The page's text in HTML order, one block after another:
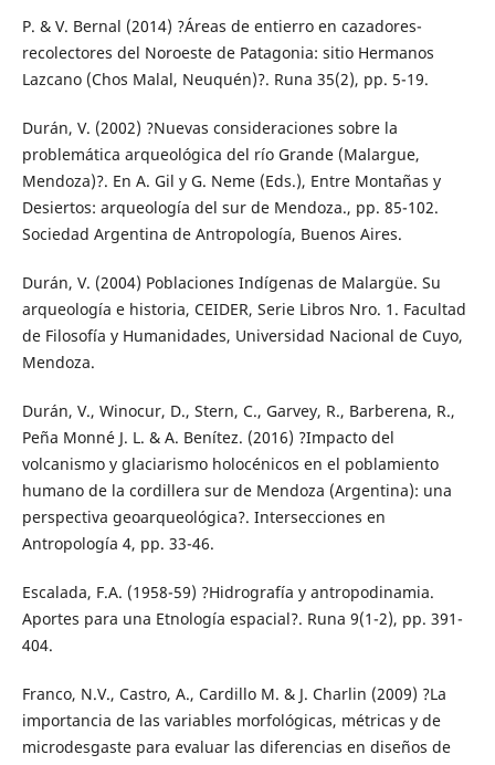
P. & V. Bernal (2014) ?Áreas de entierro en cazadores-
recolectores del Noroeste de Patagonia: sitio Hermanos
Lazcano (Chos Malal, Neuquén)?. Runa 35(2), pp. 5-19.
Durán, V. (2002) ?Nuevas consideraciones sobre la
problemática arqueológica del río Grande (Malargue,
Mendoza)?. En A. Gil y G. Neme (Eds.), Entre Montañas y
Desiertos: arqueología del sur de Mendoza., pp. 85-102.
Sociedad Argentina de Antropología, Buenos Aires.
Durán, V. (2004) Poblaciones Indígenas de Malargüe. Su
arqueología e historia, CEIDER, Serie Libros Nro. 1. Facultad
de Filosofía y Humanidades, Universidad Nacional de Cuyo,
Mendoza.
Durán, V., Winocur, D., Stern, C., Garvey, R., Barberena, R.,
Peña Monné J. L. & A. Benítez. (2016) ?Impacto del
volcanismo y glaciarismo holocénicos en el poblamiento
humano de la cordillera sur de Mendoza (Argentina): una
perspectiva geoarqueológica?. Intersecciones en
Antropología 4, pp. 33-46.
Escalada, F.A. (1958-59) ?Hidrografía y antropodinamia.
Aportes para una Etnología espacial?. Runa 9(1-2), pp. 391-
404.
Franco, N.V., Castro, A., Cardillo M. & J. Charlin (2009) ?La
importancia de las variables morfológicas, métricas y de
microdesgaste para evaluar las diferencias en diseños de